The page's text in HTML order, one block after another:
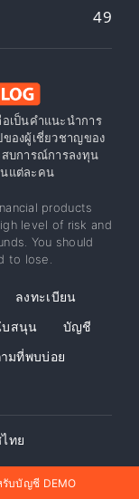
49
เป็นคำแนะนำการ
องผู้เชี่ยวชาญของ
บการณ์การลงทุน
แต่ละคน
products
level of risk and
You should
to lose.
ลงทะเบียน
สนุน
บัญชี
มที่พบบ่อย
ทย
รับบัญชี DEMO